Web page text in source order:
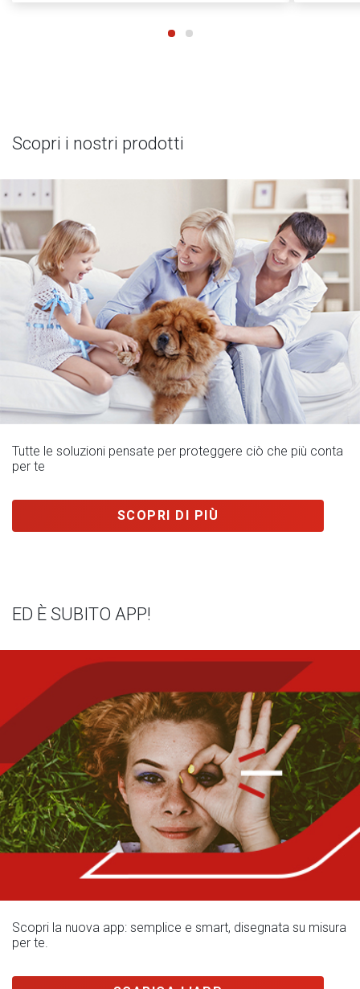
Scopri i nostri prodotti
Tutte le soluzioni pensate per proteggere ciò che più conta
per te
SCOPRI DI PIÙ
ED È SUBITO APP!
Scopri la nuova app: semplice e smart, disegnata su misura
per te.